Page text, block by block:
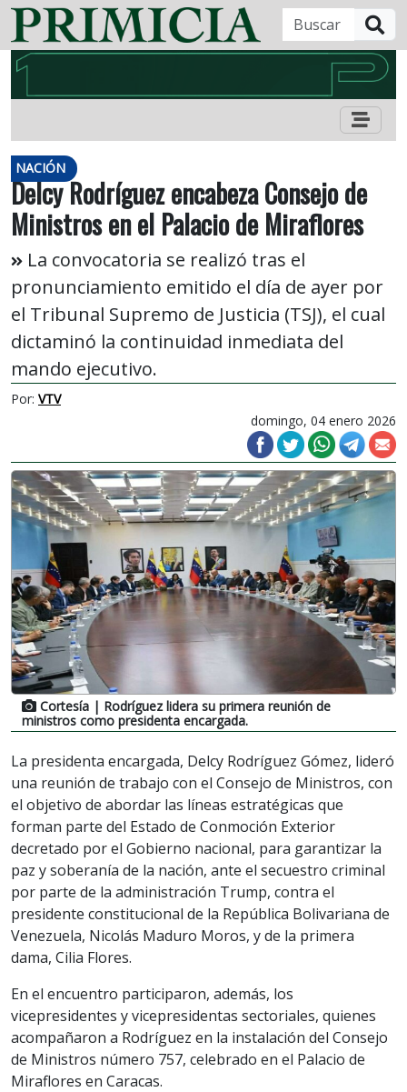
NACIÓN
Delcy Rodríguez encabeza Consejo de
Ministros en el Palacio de Miraflores
La convocatoria se realizó tras el
pronunciamiento emitido el día de ayer por
el Tribunal Supremo de Justicia (TSJ), el cual
dictaminó la continuidad inmediata del
mando ejecutivo.
Por: VTV
domingo, 04 enero 2026
Cortesía | Rodríguez lidera su primera reunión de
ministros como presidenta encargada.
La presidenta encargada, Delcy Rodríguez Gómez, lideró
una reunión de trabajo con el Consejo de Ministros, con
el objetivo de abordar las líneas estratégicas que
forman parte del Estado de Conmoción Exterior
decretado por el Gobierno nacional, para garantizar la
paz y soberanía de la nación, ante el secuestro criminal
por parte de la administración Trump, contra el
presidente constitucional de la República Bolivariana de
Venezuela, Nicolás Maduro Moros, y de la primera
dama, Cilia Flores.
En el encuentro participaron, además, los
vicepresidentes y vicepresidentas sectoriales, quienes
acompañaron a Rodríguez en la instalación del Consejo
de Ministros número 757, celebrado en el Palacio de
Miraflores en Caracas.